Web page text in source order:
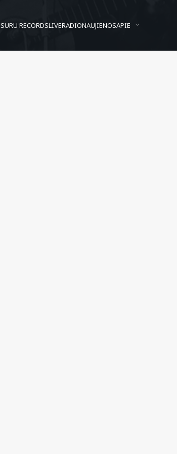
SURU RECORDSLIVERADIONAUJIENOSAPIE